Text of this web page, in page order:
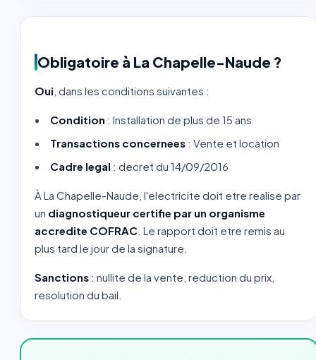
Obligatoire à La Chapelle-Naude ?
Oui , dans les conditions suivantes :
Condition : Installation de plus de 15 ans
Transactions concernees : Vente et location
Cadre legal : decret du 14/09/2016
À La Chapelle-Naude, l'electricite doit etre realise par
un diagnostiqueur certifie par un organisme
accredite COFRAC . Le rapport doit etre remis au
plus tard le jour de la signature.
Sanctions : nullite de la vente, reduction du prix,
resolution du bail.